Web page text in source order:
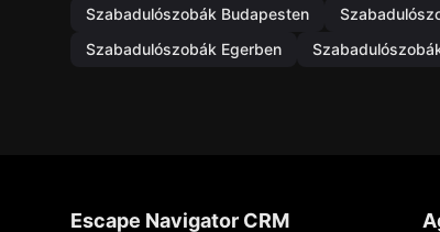
Szabadulószobák Budapesten
Szabadulószobák Egerben
Escape Navigator CRM